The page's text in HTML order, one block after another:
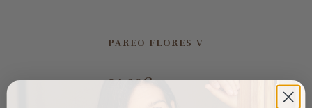
PAREO FLORES V
24,90€